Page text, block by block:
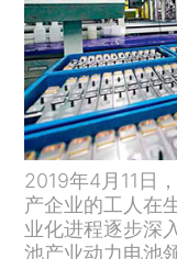
2019年4月11日
产企业的工人在
业化进程逐步深
池产业动力电池